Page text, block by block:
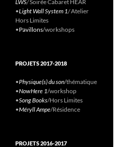
LWS/Soirée Cabaret HEAR
•Light Wall System 1/Atelier
Hors Limites
•Pavillons/workshops
PROJETS 2017-2018
•Physique(s) du son/thématique
•NowHere 1/workshop
•Song Books/Hors Limites
•Méryll Ampe/Résidence
PROJETS 2016-2017